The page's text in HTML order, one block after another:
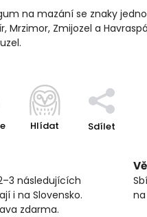
na mazání se znaky
Mrzimor, Zmijozel a
Hlídat Sdílet
následujících
i na Slovensko.
zdarma.